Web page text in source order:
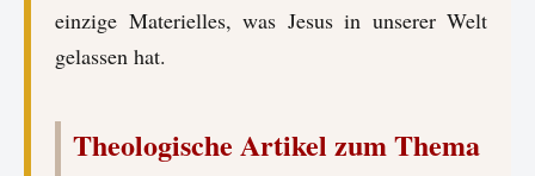
einzige Materielles, was Jesus in unserer Welt
gelassen hat.
Theologische Artikel zum Thema